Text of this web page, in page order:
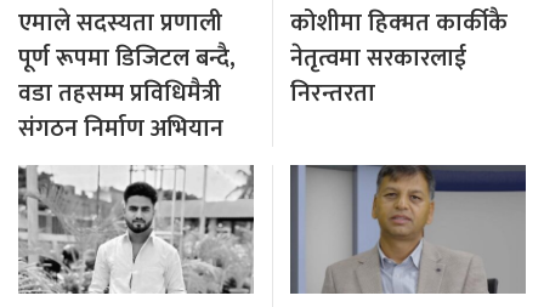
एमाले सदस्यता प्रणाली
पूर्ण रूपमा डिजिटल बन्दै,
वडा तहसम्म प्रविधिमैत्री
संगठन निर्माण अभियान
कोशीमा हिक्मत कार्कीकै
नेतृत्वमा सरकारलाई
निरन्तरता